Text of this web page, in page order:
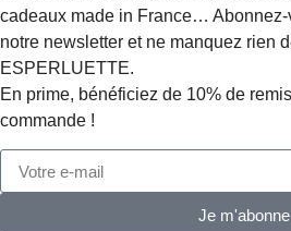
cadeaux made in France… Abonnez-
notre newsletter et ne manquez rien
ESPERLUETTE.
En prime, bénéficiez de 10% de
commande !
Je m'abonne